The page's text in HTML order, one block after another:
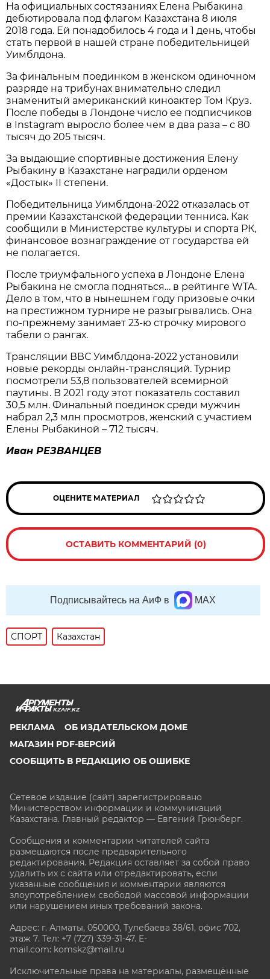
На официальных состязаниях Елена Рыбакина
дебютировала под флагом Казахстана 8 июля
2018 года. Ей понадобилось 4 года и 1 день, чтобы
стать первой в нашей стране победительницей
Уимблдона.
За финальным поединком в женском одиночном
разряде на трибунах внимательно следил
знаменитый американский киноактер Том Круз.
После победы в Лондоне число ее подписчиков
в Instagram выросло более чем в два раза – с 80
тысяч до 205 тысяч.
За выдающие спортивные достижения Елену
Рыбакину в Казахстане наградили орденом
«Достык» ІІ степени.
Победительница Уимблдона-2022 отказалась от
премии Казахстанской федерации тенниса. Как
сообщили в Министерстве культуры и спорта РК,
финансовое вознаграждение от государства ей
не полагается.
После триумфального успеха в Лондоне Елена
Рыбакина не смогла подняться… в рейтинге WTA.
Дело в том, что в нынешнем году призовые очки
на престижном турнире не разыгрывались. Она
по-прежнему занимает 23-ю строчку мирового
табели о рангах.
Трансляции ВВС Уимблдона-2022 установили
новые рекорды онлайн-трансляций. Турнир
посмотрели 53,8 пользователей всемирной
паутины. В 2021 году этот показатель составил
30,5 млн. Финальный поединок среди мужчин
набрал 2,3 млн просмотров, женский с участием
Елены Рыбакиной – 712 тысяч.
Иван РЕЗВАНЦЕВ
ОЦЕНИТЕ МАТЕРИАЛ
ОСТАВИТЬ КОММЕНТАРИЙ (0)
Подписывайтесь на АиФ в MAX
СПОРТ Казахстан
KZAIF.KZ
РЕКЛАМА
ОБ ИЗДАТЕЛЬСКОМ ДОМЕ
МАГАЗИН PDF-ВЕРСИЙ
СООБЩИТЬ В РЕДАКЦИЮ ОБ ОШИБКЕ
Сетевое издание (сайт) зарегистрировано
Министерством информации и коммуникаций
Казахстана. Главный редактор — Евгений Грюнберг.
Сообщения и комментарии читателей сайта
размещаются после предварительного
редактирования. Редакция оставляет за собой право
удалить их с сайта или отредактировать, если
указанные сообщения и комментарии являются
злоупотреблением свободой массовой информации
или нарушением иных требований закона.
Адрес: г. Алматы, 050000, Тулебаева 38/61, офис 702,
этаж 7. Тел: +7 (727) 339-31-47. E-
mail.com: komskz@mail.ru
Исключительные права на материалы, размещённые